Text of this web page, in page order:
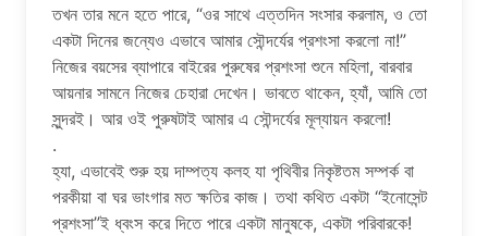
তখন তার মনে হতে পারে, “ওর সাথে এত্তদিন সংসার করলাম, ও তো
একটা দিনের জন্যেও এভাবে আমার সৌন্দর্যের প্রশংসা করলো না!”
নিজের বয়সের ব্যাপারে বাইরের পুরুষের প্রশংসা শুনে মহিলা, বারবার
আয়নার সামনে নিজের চেহারা দেখেন। ভাবতে থাকেন, হ্যাঁ, আমি তো
সুন্দরই। আর ওই পুরুষটাই আমার এ সৌন্দর্যের মূল্যায়ন করলো!
.
হ্যা, এভাবেই শুরু হয় দাম্পত্য কলহ যা পৃথিবীর নিকৃষ্টতম সম্পর্ক বা
পরকীয়া বা ঘর ভাংগার মত ক্ষতির কাজ। তথা কথিত একটা “ইনোসেন্ট
প্রশংসা”ই ধ্বংস করে দিতে পারে একটা মানুষকে, একটা পরিবারকে!